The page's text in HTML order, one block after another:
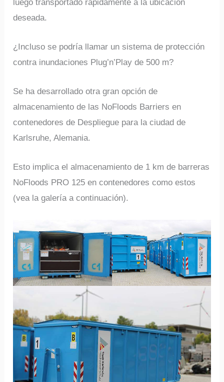
luego transportado rápidamente a la ubicación
deseada.
¿Incluso se podría llamar un sistema de protección
contra inundaciones Plug’n’Play de 500 m?
Se ha desarrollado otra gran opción de
almacenamiento de las NoFloods Barriers en
contenedores de Despliegue para la ciudad de
Karlsruhe, Alemania.
Esto implica el almacenamiento de 1 km de barreras
NoFloods PRO 125 en contenedores como estos
(vea la galería a continuación).